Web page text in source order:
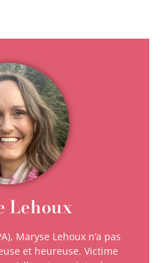
Lehoux
Maryse Lehoux n’a pas
et heureuse. Victime